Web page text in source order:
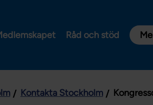
Råd och stöd
Om Vårdförbundet
Kontakta Stockholm